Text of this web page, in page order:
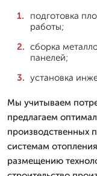
подготовка
работы;
сборка
панелей;
установка
Мы учитываем
предлагаем
производственных
системам
размещению